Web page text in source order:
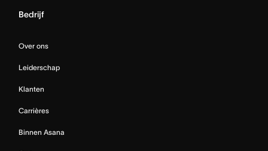
Bedrijf
Over ons
Leiderschap
Klanten
Carrières
Binnen Asana